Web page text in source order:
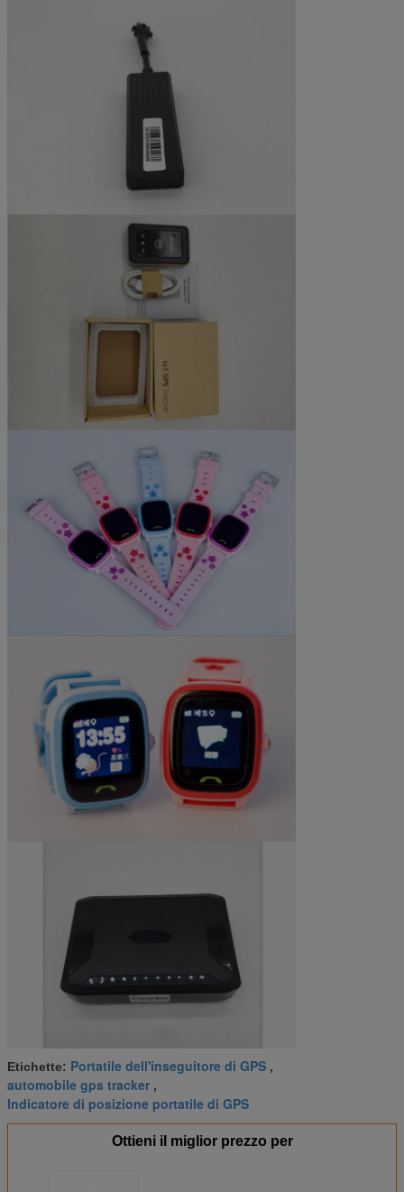
Etichette: Portatile dell'inseguitore di GPS ,
automobile gps tracker ,
Indicatore di posizione portatile di GPS
Ottieni il miglior prezzo per